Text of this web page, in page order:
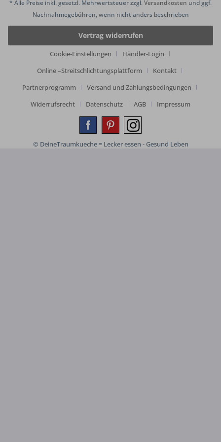
* Alle Preise inkl. gesetzl. Mehrwertsteuer zzgl.Versandkosten und ggf.
Nachnahmegebühren, wenn nicht anders beschrieben
Vertrag widerrufen
Cookie-Einstellungen
Händler-Login
Online –Streitschlichtungsplattform
Kontakt
Partnerprogramm
Versand und Zahlungsbedingungen
Widerrufsrecht
Datenschutz AGB Impressum
© DeineTraumkueche = Lecker essen - Gesund Leben